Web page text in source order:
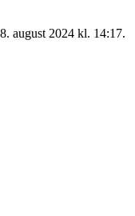
august 2024 kl. 14:17.